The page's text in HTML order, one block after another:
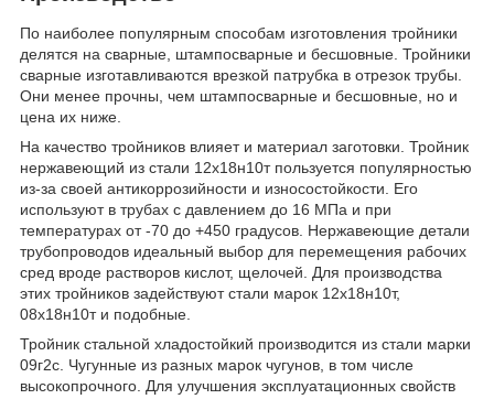
По наиболее популярным способам изготовления тройники
делятся на сварные, штампосварные и бесшовные. Тройники
сварные изготавливаются врезкой патрубка в отрезок трубы.
Они менее прочны, чем штампосварные и бесшовные, но и
цена их ниже.
На качество тройников влияет и материал заготовки. Тройник
нержавеющий из стали 12х18н10т пользуется популярностью
из-за своей антикоррозийности и износостойкости. Его
используют в трубах с давлением до 16 МПа и при
температурах от -70 до +450 градусов. Нержавеющие детали
трубопроводов идеальный выбор для перемещения рабочих
сред вроде растворов кислот, щелочей. Для производства
этих тройников задействуют стали марок 12х18н10т,
08х18н10т и подобные.
Тройник стальной хладостойкий производится из стали марки
09г2с. Чугунные из разных марок чугунов, в том числе
высокопрочного. Для улучшения эксплуатационных свойств